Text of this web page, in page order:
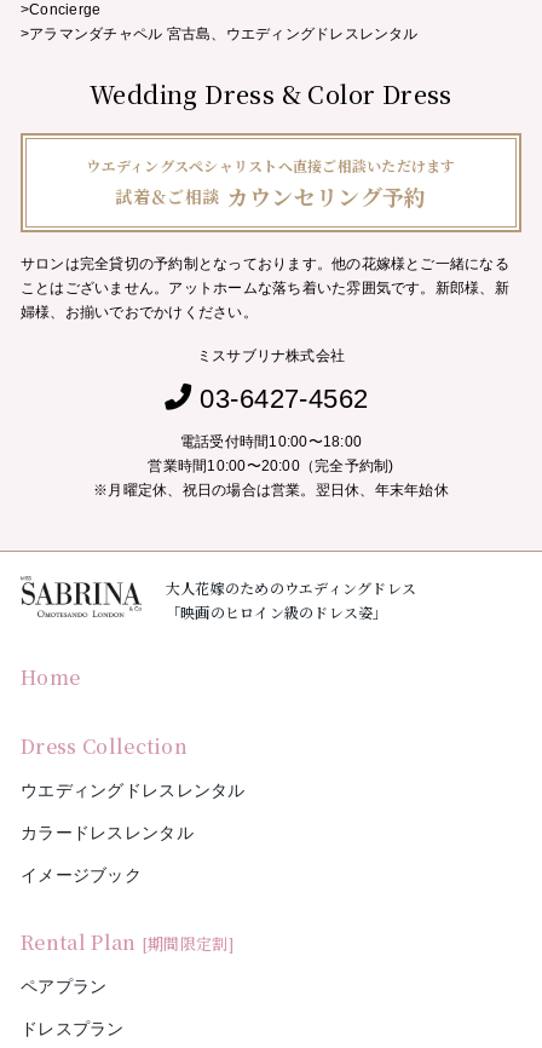
>Concierge
>アラマンダチャペル 宮古島、ウエディングドレスレンタル
Wedding Dress & Color Dress
ウエディングスペシャリストへ直接ご相談いただけます
試着＆ご相談 カウンセリング予約
サロンは完全貸切の予約制となっております。他の花嫁様とご一緒になる
ことはございません。 アットホームな落ち着いた雰囲気です。新郎様、新
婦様、お揃いでおでかけください。
ミスサブリナ株式会社
03-6427-4562
電話受付時間10:00〜18:00
営業時間10:00〜20:00（完全予約制)
※月曜定休、祝日の場合は営業。翌日休、年末年始休
大人花嫁のためのウエディングドレス
「映画のヒロイン級のドレス姿」
Home
Dress Collection
ウエディングドレスレンタル
カラードレスレンタル
イメージブック
Rental Plan [期間限定割]
ペアプラン
ドレスプラン